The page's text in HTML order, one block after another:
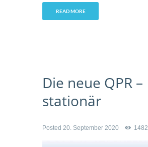
READ MORE
Die neue QPR –
stationär
Posted 20. September 2020 1482